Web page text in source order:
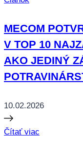
MECOM
V TOP 10
AKO JEDINÝ
10.02.2026
Čítať viac